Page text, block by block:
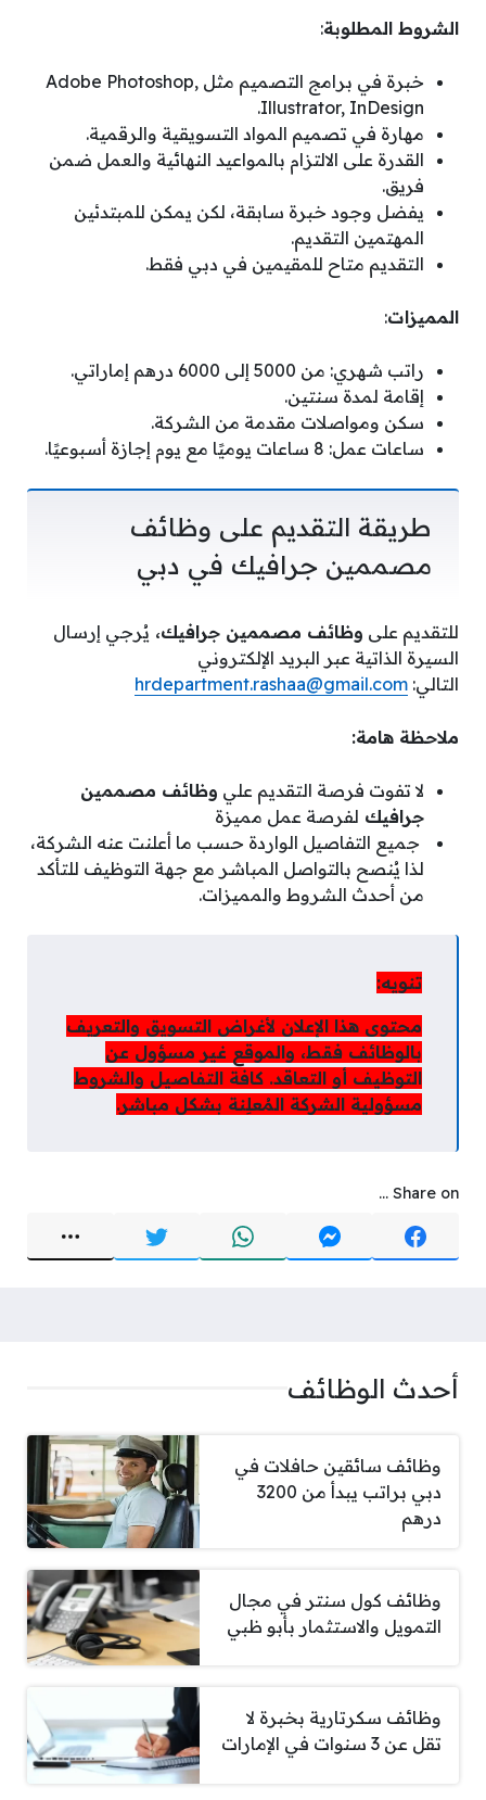
الشروط المطلوبة:
خبرة في برامج التصميم مثل Adobe Photoshop,
Illustrator, InDesign.
مهارة في تصميم المواد التسويقية والرقمية.
القدرة على الالتزام بالمواعيد النهائية والعمل ضمن
فريق.
يفضل وجود خبرة سابقة، لكن يمكن للمبتدئين
المهتمين التقديم.
التقديم متاح للمقيمين في دبي فقط.
المميزات:
راتب شهري: من 5000 إلى 6000 درهم إماراتي.
إقامة لمدة سنتين.
سكن ومواصلات مقدمة من الشركة.
ساعات عمل: 8 ساعات يوميًا مع يوم إجازة أسبوعيًا.
طريقة التقديم على وظائف
مصممين جرافيك في دبي
للتقديم على وظائف مصممين جرافيك، يُرجي إرسال
السيرة الذاتية عبر البريد الإلكتروني
التالي: hrdepartment.rashaa@gmail.com
ملاحظة هامة:
لا تفوت فرصة التقديم علي وظائف مصممين
جرافيك لفرصة عمل مميزة
جميع التفاصيل الواردة حسب ما أعلنت عنه الشركة،
لذا يُنصح بالتواصل المباشر مع جهة التوظيف للتأكد
من أحدث الشروط والمميزات.
تنويه:
محتوى هذا الإعلان لأغراض التسويق والتعريف
بالوظائف فقط، والموقع غير مسؤول عن
التوظيف أو التعاقد. كافة التفاصيل والشروط
مسؤولية الشركة المُعلِنة بشكل مباشر.
Share on ...
أحدث الوظائف
وظائف سائقين حافلات في
دبي براتب يبدأ من 3200
درهم
وظائف كول سنتر في مجال
التمويل والاستثمار بأبو ظبي
وظائف سكرتارية بخبرة لا
تقل عن 3 سنوات في الإمارات